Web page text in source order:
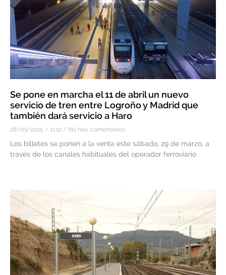
Se pone en marcha el 11 de abril un nuevo
servicio de tren entre Logroño y Madrid que
también dará servicio a Haro
28/03/2025 11:12 No hay comentarios
Los billetes se ponen a la venta este sábado, 29 de marzo, a
través de los canales habituales del operador ferroviario